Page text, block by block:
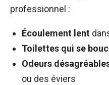
professionnel :
Écoulement lent
Toilettes qui se
Odeurs
ou des éviers